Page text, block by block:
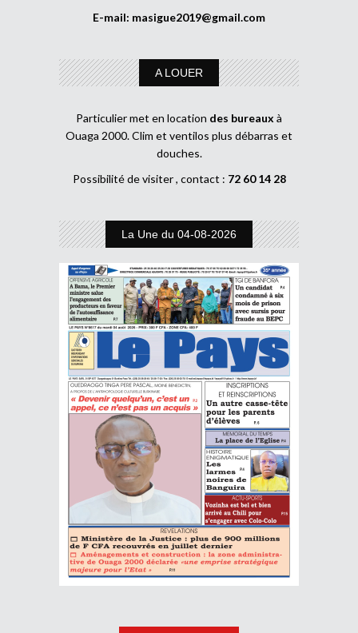
E-mail: masigue2019@gmail.com
A LOUER
Particulier met en location des bureaux à
Ouaga 2000. Clim et ventilos plus débarras et
douches.
Possibilité de visiter , contact : 72 60 14 28
La Une du 04-08-2026